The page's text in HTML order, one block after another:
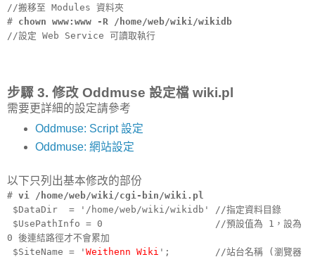
//搬移至 Modules 資料夾
# chown www:www -R /home/web/wiki/wikidb
//設定 Web Service 可讀取執行
步驟 3. 修改 Oddmuse 設定檔 wiki.pl
需要更詳細的設定請參考
Oddmuse: Script 設定
Oddmuse: 網站設定
以下只列出基本修改的部份
# vi /home/web/wiki/cgi-bin/wiki.pl
$DataDir = '/home/web/wiki/wikidb' //指定資料目錄
$UsePathInfo = 0 //預設值為 1，設為
0 後連結路徑才不會累加
$SiteName = ' Weithenn Wiki '; //站台名稱 (瀏覽器